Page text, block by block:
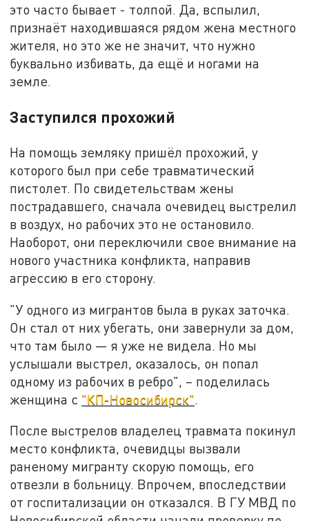
это часто бывает - толпой. Да, вспылил,
признаёт находившаяся рядом жена местного
жителя, но это же не значит, что нужно
буквально избивать, да ещё и ногами на
земле.
Заступился прохожий
На помощь земляку пришёл прохожий, у
которого был при себе травматический
пистолет. По свидетельствам жены
пострадавшего, сначала очевидец выстрелил
в воздух, но рабочих это не остановило.
Наоборот, они переключили свое внимание на
нового участника конфликта, направив
агрессию в его сторону.
"У одного из мигрантов была в руках заточка.
Он стал от них убегать, они завернули за дом,
что там было — я уже не видела. Но мы
услышали выстрел, оказалось, он попал
одному из рабочих в ребро", – поделилась
женщина с "КП-Новосибирск"
После выстрелов владелец травмата покинул
место конфликта, очевидцы вызвали
раненому мигранту скорую помощь, его
отвезли в больницу. Впрочем, впоследствии
от госпитализации он отказался. В ГУ МВД по